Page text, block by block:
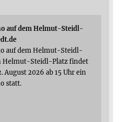
auf dem Helmut-Steidl-
auf dem Helmut-Steidl-
Helmut-Steidl-Platz findet
August 2026 ab 15 Uhr ein
statt.